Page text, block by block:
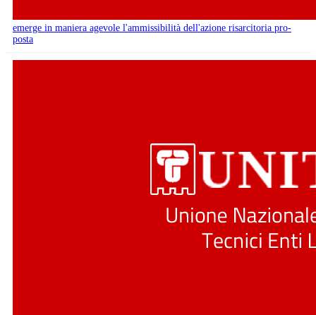
emerge in maniera agevole l'ammissibilità dell'azione risarcitoria pro-
posta